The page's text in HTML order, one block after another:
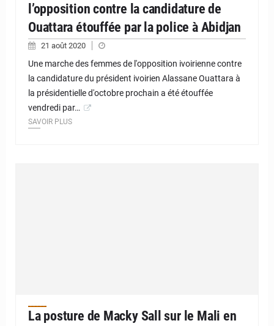
l’opposition contre la candidature de
Ouattara étouffée par la police à Abidjan
21 août 2020
Une marche des femmes de l'opposition ivoirienne contre
la candidature du président ivoirien Alassane Ouattara à
la présidentielle d'octobre prochain a été étouffée
vendredi par…
SAVOIR PLUS
La posture de Macky Sall sur le Mali en